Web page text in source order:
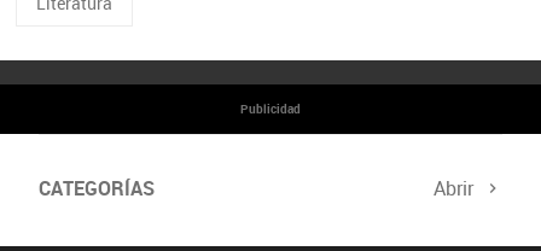
Publicidad
CATEGORÍAS Abrir